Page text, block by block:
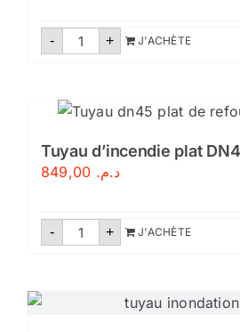
- quantité
+ J'ACHÈTE
Tuyau d’incendie plat
د.م.
- quantité
DN45/20M
+ J'ACHÈTE